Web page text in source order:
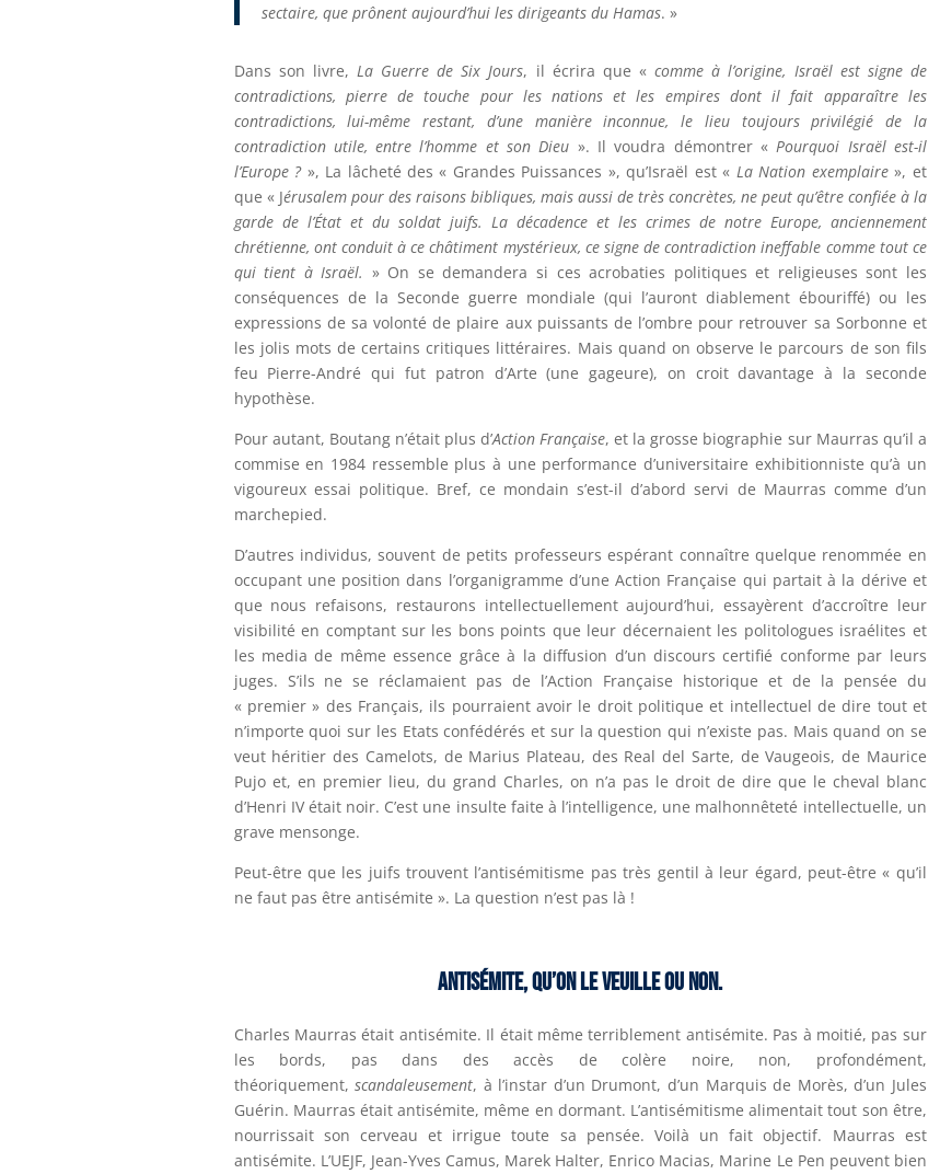
sectaire, que prônent aujourd’hui les dirigeants du Hamas. »
Dans son livre, La Guerre de Six Jours, il écrira que « comme à l’origine, Israël est signe de
contradictions, pierre de touche pour les nations et les empires dont il fait apparaître les
contradictions, lui-même restant, d’une manière inconnue, le lieu toujours privilégié de la
contradiction utile, entre l’homme et son Dieu ». Il voudra démontrer «Pourquoi Israël est-il
l’Europe ?», La lâcheté des « Grandes Puissances », qu’Israël est « La Nation exemplaire», et
que « Jérusalem pour des raisons bibliques, mais aussi de très concrètes, ne peut qu’être confiée à la
garde de l’État et du soldat juifs. La décadence et les crimes de notre Europe, anciennement
chrétienne, ont conduit à ce châtiment mystérieux, ce signe de contradiction ineffable comme tout ce
qui tient à Israël. » On se demandera si ces acrobaties politiques et religieuses sont les
conséquences de la Seconde guerre mondiale (qui l’auront diablement ébouriffé) ou les
expressions de sa volonté de plaire aux puissants de l’ombre pour retrouver sa Sorbonne et
les jolis mots de certains critiques littéraires. Mais quand on observe le parcours de son fils
feu Pierre-André qui fut patron d’Arte (une gageure), on croit davantage à la seconde
hypothèse.
Pour autant, Boutang n’était plus d’Action Française, et la grosse biographie sur Maurras qu’il a
commise en 1984 ressemble plus à une performance d’universitaire exhibitionniste qu’à un
vigoureux essai politique. Bref, ce mondain s’est-il d’abord servi de Maurras comme d’un
marchepied.
D’autres individus, souvent de petits professeurs espérant connaître quelque renommée en
occupant une position dans l’organigramme d’une Action Française qui partait à la dérive et
que nous refaisons, restaurons intellectuellement aujourd’hui, essayèrent d’accroître leur
visibilité en comptant sur les bons points que leur décernaient les politologues israélites et
les media de même essence grâce à la diffusion d’un discours certifié conforme par leurs
juges. S’ils ne se réclamaient pas de l’Action Française historique et de la pensée du
« premier » des Français, ils pourraient avoir le droit politique et intellectuel de dire tout et
n’importe quoi sur les Etats confédérés et sur la question qui n’existe pas. Mais quand on se
veut héritier des Camelots, de Marius Plateau, des Real del Sarte, de Vaugeois, de Maurice
Pujo et, en premier lieu, du grand Charles, on n’a pas le droit de dire que le cheval blanc
d’Henri IV était noir. C’est une insulte faite à l’intelligence, une malhonnêteté intellectuelle, un
grave mensonge.
Peut-être que les juifs trouvent l’antisémitisme pas très gentil à leur égard, peut-être « qu’il
ne faut pas être antisémite ». La question n’est pas là !
Antisémite, qu’on le veuille ou non.
Charles Maurras était antisémite. Il était même terriblement antisémite. Pas à moitié, pas sur
les bords, pas dans des accès de colère noire, non, profondément,
théoriquement, scandaleusement, à l’instar d’un Drumont, d’un Marquis de Morès, d’un Jules
Guérin. Maurras était antisémite, même en dormant. L’antisémitisme alimentait tout son être,
nourrissait son cerveau et irrigue toute sa pensée. Voilà un fait objectif. Maurras est
antisémite. L’UEJF, Jean-Yves Camus, Marek Halter, Enrico Macias, Marine Le Pen peuvent bien